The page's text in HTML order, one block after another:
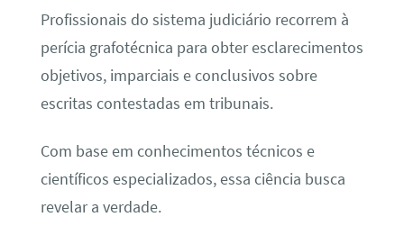
Profissionais do sistema judiciário recorrem à
perícia grafotécnica para obter esclarecimentos
objetivos, imparciais e conclusivos sobre
escritas contestadas em tribunais.
Com base em conhecimentos técnicos e
científicos especializados, essa ciência busca
revelar a verdade.